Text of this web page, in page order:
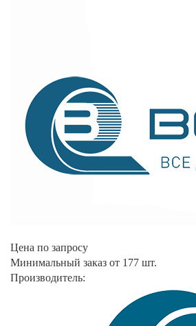
Цена по запросу
Минимальный заказ от 177 шт.
Производитель: